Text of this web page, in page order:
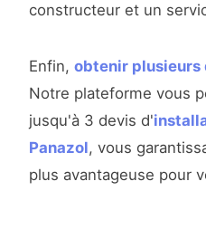
constructeur et un
Enfin, obtenir plusieurs
Notre plateforme vous
jusqu'à 3 devis d'
Panazol, vous
plus avantageuse pour